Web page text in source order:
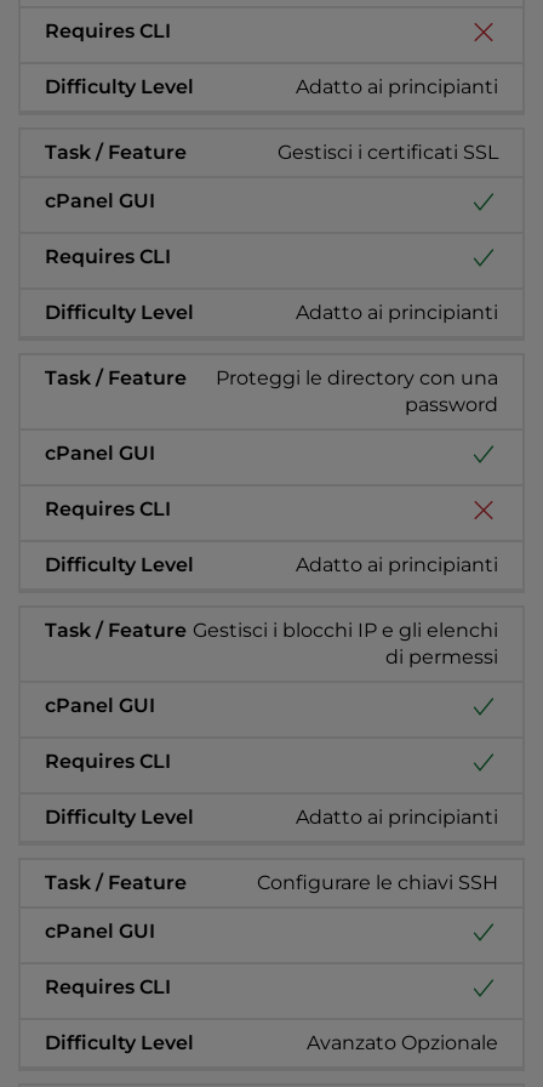
Adatto ai principianti
Gestisci i certificati SSL
Adatto ai principianti
Proteggi le directory con una
password
Adatto ai principianti
Gestisci i blocchi IP e gli elenchi
di permessi
Adatto ai principianti
Configurare le chiavi SSH
Avanzato Opzionale